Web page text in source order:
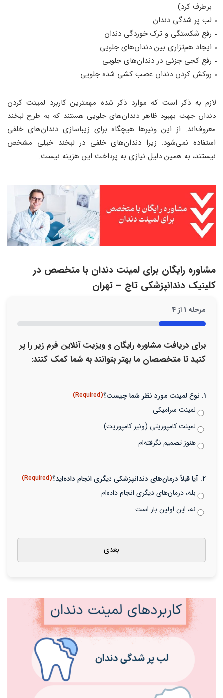
برطرف کرد)
لب پر شدگی دندان
رفع شکستگی و ترک خوردگی دندان
ایجاد هم‌تزاری بین دندان‌های جلویی
رفع کجی جزئی در دندان‌های جلویی
روکش کردن دندان عصب کشی شده جلویی
لازم به ذکر است که موارد ذکر شده مهمترین کاربرد لمینت کردن
دندان جهت بهبود ظاهر دندان‌های جلویی هستند که به طرح لبخند
معروف‌اند. از این ونیرها هیچگاه برای زیباسازی دندان‌های خلفی
استفاده نمی‌شود. زیرا دندان‌های خلفی در لبخند خیلی مشخص
نیستند، به همین دلیل نیازی به پرداخت این هزینه نیست.
مشاوره رایگان برای لمینت دندان با متخصص در
کلینیک دندانپزشکی تاج – تهران
مرحله 1 از4
25%
برای دریافت مشاوره رایگان و ویزیت آنلاین فرم زیر را پر
کنید تا متخصصان ما بهتر بتوانند به شما کمک کنند:
1. نوع لمینت مورد نظر شما چیست؟ (Required)
لمینت سرامیکی
لمینت کامپوزیتی (ونیر کامپوزیت)
هنوز تصمیم نگرفته‌ام
2. آیا قبلاً درمان‌های دندانپزشکی دیگری انجام داده‌اید؟ (Required)
بله، درمان‌های دیگری انجام داده‌ام
نه، این اولین بار است